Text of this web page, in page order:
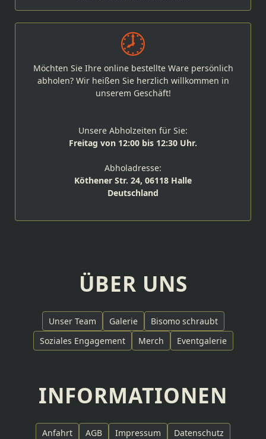
Möchten Sie Ihre online bestellte Ware persönlich
abholen? Wir heißen Sie herzlich willkommen in
unserem Geschäft!
Unsere Abholzeiten für Sie:
Freitag von 12:00 bis 12:30 Uhr.
Abholadresse:
Köthener Str. 24, 06118 Halle
Deutschland
ÜBER UNS
Unser Team Galerie
Bisomo schraubt
Soziales Engagement
Merch Eventgalerie
INFORMATIONEN
Anfahrt AGB Impressum
Datenschutz